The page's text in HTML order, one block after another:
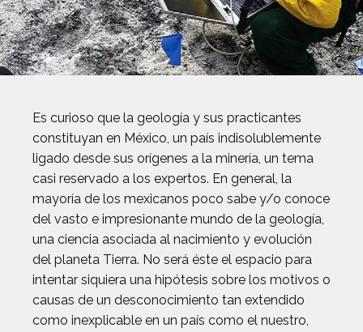
Es curioso que la geología y sus practicantes
constituyan en México, un país indisolublemente
ligado desde sus orígenes a la minería, un tema
casi reservado a los expertos. En general, la
mayoría de los mexicanos poco sabe y/o conoce
del vasto e impresionante mundo de la geología,
una ciencia asociada al nacimiento y evolución
del planeta Tierra. No será éste el espacio para
intentar siquiera una hipótesis sobre los motivos o
causas de un desconocimiento tan extendido
como inexplicable en un país como el nuestro,